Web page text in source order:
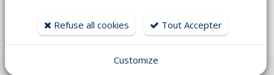
Refuse all cookies Tout Accepter
Customize